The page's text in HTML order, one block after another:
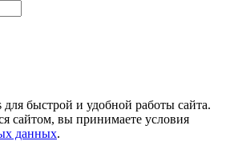
быстрой и удобной работы сайта.
сайтом, вы принимаете условия
данных.